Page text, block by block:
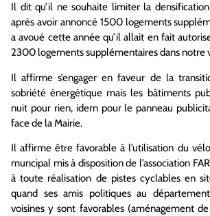
Il dit qu’il ne souhaite limiter la
après avoir annoncé 1500 logements
a avoué cette année qu’il allait en fait
2300 logements supplémentaires dans notre
Il affirme s’engager en faveur de la
sobriété énergétique mais les bâtiments
nuit pour rien, idem pour le panneau
face de la Mairie.
Il affirme être favorable à l’utilisation du
muncipal mis à disposition de l’association
à toute réalisation de pistes cyclables en
quand ses amis politiques au
voisines y sont favorables (aménagement